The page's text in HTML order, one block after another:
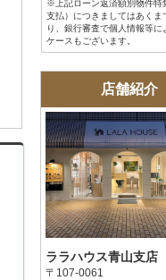
来店予約
お気に入り物件
会員登録
ログイン
※上記ローン返済額別物件特
支払）につきましてはあくま
り、銀行審査で個人情報等に
ケースもございます。
店舗紹介
ララハウス青山支店
〒107-0061